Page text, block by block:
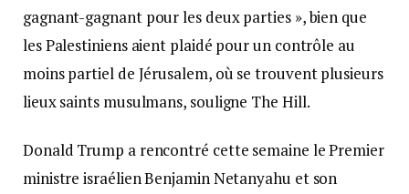
gagnant-gagnant pour les deux parties », bien que
les Palestiniens aient plaidé pour un contrôle au
moins partiel de Jérusalem, où se trouvent plusieurs
lieux saints musulmans, souligne The Hill.
Donald Trump a rencontré cette semaine le Premier
ministre israélien Benjamin Netanyahu et son